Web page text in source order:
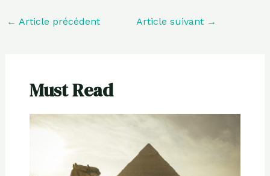
← Article précédent Article suivant →
Must Read